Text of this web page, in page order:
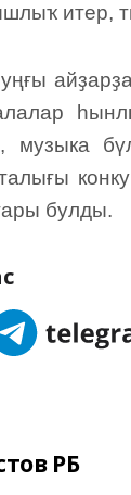
итер,
музыка
булды.
РБ